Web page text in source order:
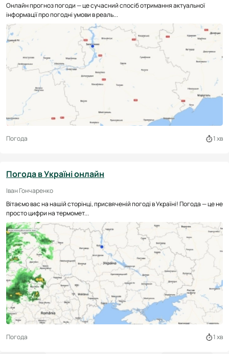
Онлайн прогноз погоди — це сучасний спосіб отримання актуальної
інформації про погодні умови в реаль...
Погода 1 хв
Погода в Україні онлайн
Іван Гончаренко
Вітаємо вас на нашій сторінці, присвяченій погоді в Україні! Погода — це не
просто цифри на термомет...
Погода 1 хв